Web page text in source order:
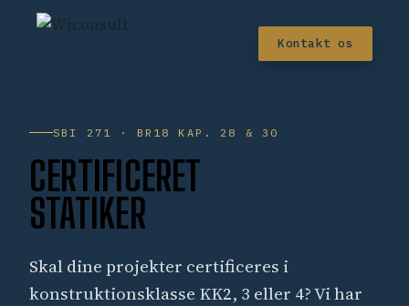
Kontakt os
SBI 271 · BR18 KAP. 28 & 30
CERTIFICERET
STATIKER
Skal dine projekter certificeres i
konstruktionsklasse KK2, 3 eller 4? Vi har